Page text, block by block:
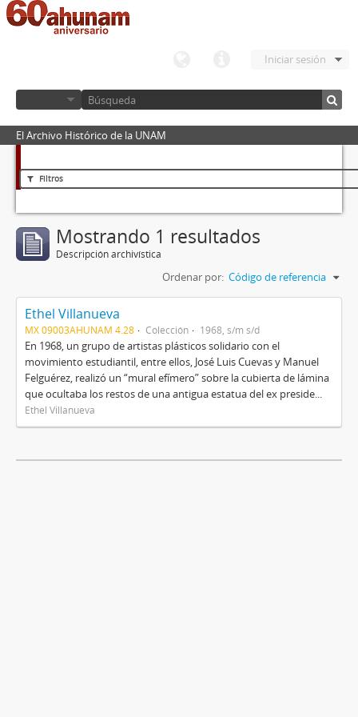
Iniciar sesión
El Archivo Histórico de la UNAM
Filtros
Mostrando 1 resultados
Descripción archivística
Ordenar por: Código de referencia
Ethel Villanueva
MX 09003AHUNAM 4.28 Colección 1968, s/m s/d
En 1968, un grupo de artistas plásticos solidario con el
movimiento estudiantil, entre ellos, José Luis Cuevas y Manuel
Felguérez, realizó un “mural efímero” sobre la cubierta de lámina
que ocultaba los restos de una antigua estatua del ex preside...
Ethel Villanueva